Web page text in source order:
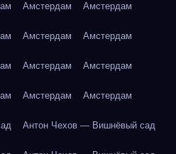
Амстердам Амстердам
Амстердам Амстердам
Амстердам Амстердам
Амстердам Амстердам
Антон Чехов — Вишнёвый сад